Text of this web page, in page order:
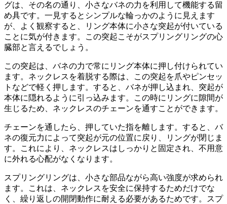
グは、その名の通り、小さなバネの力を利用して機能する留
め具です。一見するとシンプルな輪っかのように見えます
が、よく観察すると、
リング本体に小さな突起が付いている
ことに気が付きます。この突起こそがスプリングリングの心
臓部と言えるでしょう。
この突起は、 バネの力で常にリング本体に押し付けられてい
ます。ネックレスを着脱する際は、この突起を爪やピンセッ
トなどで軽く押します。すると、バネが押し込まれ、突起が
本体に隠れるように引っ込みます。この時にリングに隙間が
生じるため、ネックレスのチェーンを通すことができます。
チェーンを通したら、押していた指を離します。すると、 バ
ネの復元力によって突起が元の位置に戻り、リングが閉じま
す。これにより、ネックレスはしっかりと固定され、不用意
に外れる心配がなくなります。
スプリングリングは、 小さな部品ながら高い強度が求められ
ます。これは、ネックレスを安全に保持するためだけでな
く、繰り返しの開閉動作に耐える必要があるためです。スプ